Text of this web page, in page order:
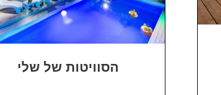
הסוויטות של שלי